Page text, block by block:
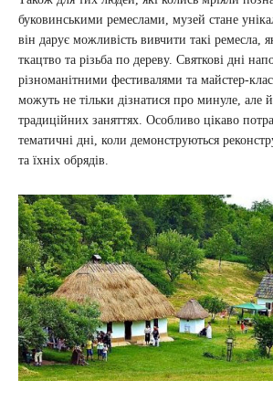
буковинськими ремеслами, музей стане
він дарує можливість вивчити такі ремесла,
ткацтво та різьба по дереву. Святкові дні
різноманітними фестивалями та майстер-
можуть не тільки дізнатися про минуле, але
традиційних заняттях. Особливо цікаво
тематичні дні, коли демонструються
та їхніх обрядів.